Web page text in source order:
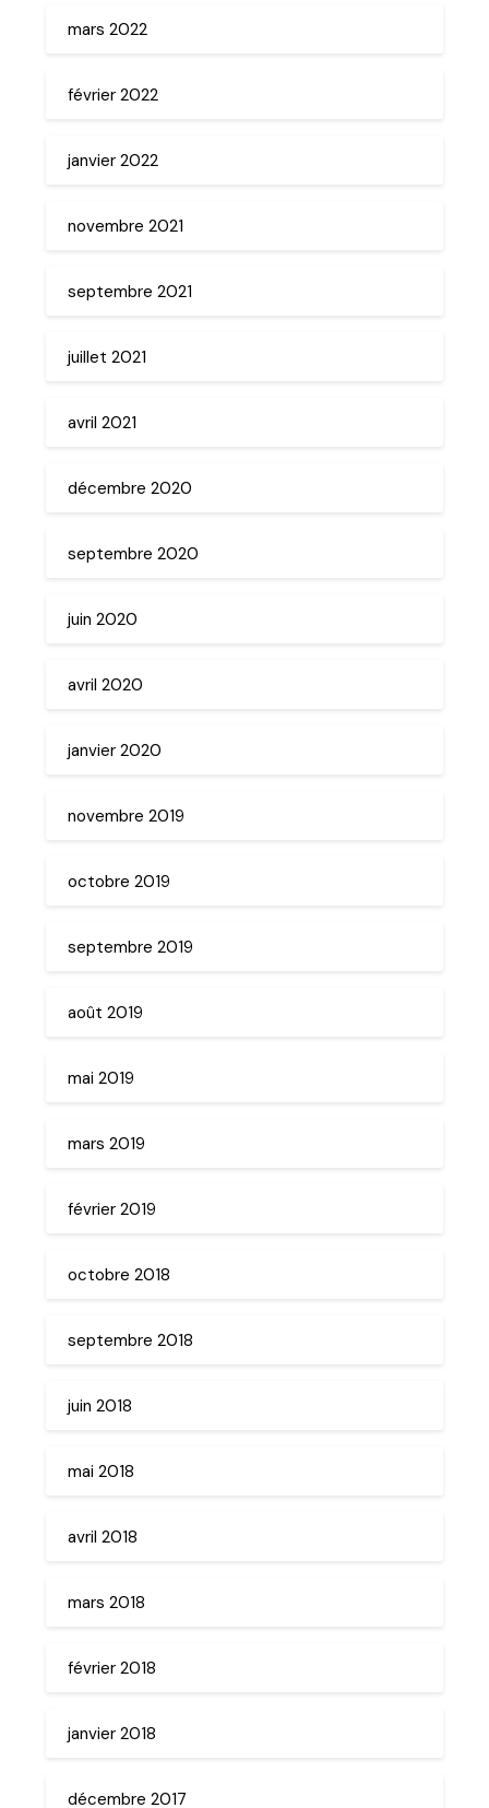
mars 2022
février 2022
janvier 2022
novembre 2021
septembre 2021
juillet 2021
avril 2021
décembre 2020
septembre 2020
juin 2020
avril 2020
janvier 2020
novembre 2019
octobre 2019
septembre 2019
août 2019
mai 2019
mars 2019
février 2019
octobre 2018
septembre 2018
juin 2018
mai 2018
avril 2018
mars 2018
février 2018
janvier 2018
décembre 2017